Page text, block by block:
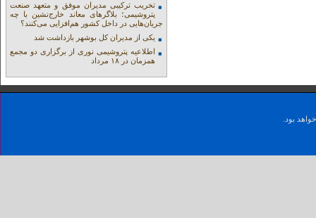
تخریب ترکیبی مدیران موفق و متعهد صنعت
پتروشیمی؛ بلاگرهای معاند خارج‌نشین با چه
جریان‌هایی در داخل کشور هم‌افزایی می‌کنند؟
یکی از مدیران کل بوشهر بازداشت شد
اطلاعیه پتروشیمی نوری از برگزاری دو مجمع
همزمان در ۱۸ مرداد
بود.